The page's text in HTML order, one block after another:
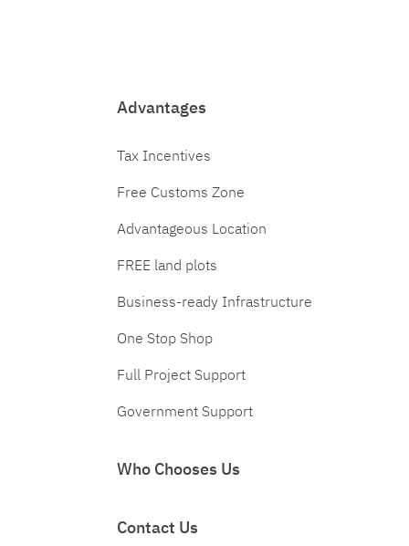
Advantages
Tax Incentives
Free Customs Zone
Advantageous Location
FREE land plots
Business-ready Infrastructure
One Stop Shop
Full Project Support
Government Support
Who Chooses Us
Contact Us